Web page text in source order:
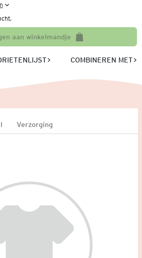
aan winkelmandje
COMBINEREN MET
Verzorging